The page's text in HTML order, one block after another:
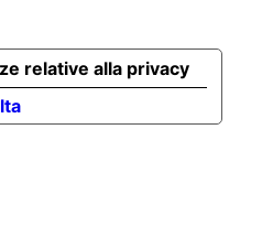
relative alla privacy